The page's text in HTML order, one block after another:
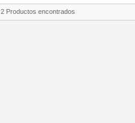
2 Productos encontrados